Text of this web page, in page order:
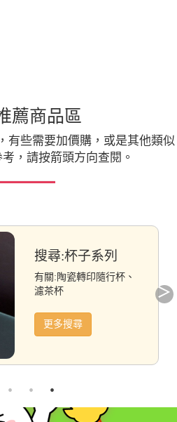
薦商品區
有些需要加價購，或是其他類似
，請按箭頭方向查閱。
搜尋:杯子系列
有關:陶瓷轉印隨行杯、
濾茶杯
更多搜尋